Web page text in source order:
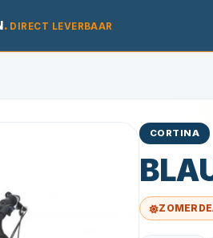
. DIRECT LEVERBAAR
CORTINA